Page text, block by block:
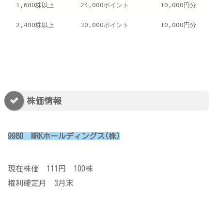
1,600株以上 24,000ポイント 10,000円分
2,400株以上 30,000ポイント 10,000円分
株価情報
9980 MRKホールディングス(株)
現在株価 111円 100株
権利確定月 3月末